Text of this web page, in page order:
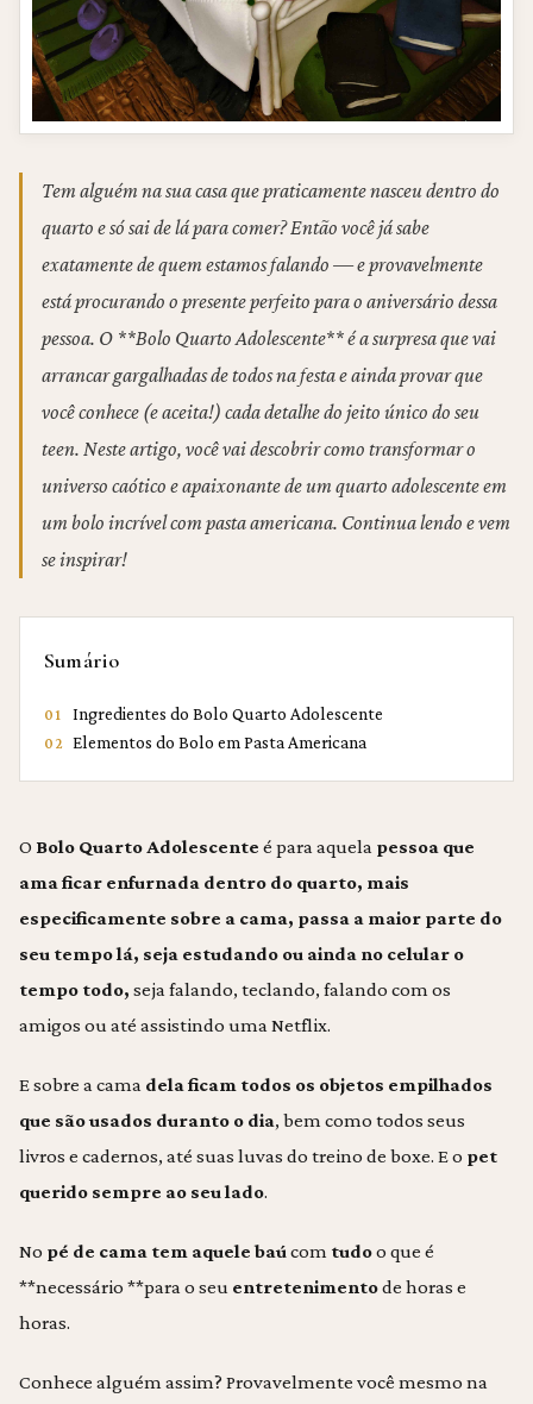
Tem alguém na sua casa que praticamente nasceu dentro do
quarto e só sai de lá para comer? Então você já sabe
exatamente de quem estamos falando — e provavelmente
está procurando o presente perfeito para o aniversário dessa
pessoa. O **Bolo Quarto Adolescente** é a surpresa que vai
arrancar gargalhadas de todos na festa e ainda provar que
você conhece (e aceita!) cada detalhe do jeito único do seu
teen. Neste artigo, você vai descobrir como transformar o
universo caótico e apaixonante de um quarto adolescente em
um bolo incrível com pasta americana. Continua lendo e vem
se inspirar!
Sumário
01 Ingredientes do Bolo Quarto Adolescente
02 Elementos do Bolo em Pasta Americana
O Bolo Quarto Adolescente é para aquela pessoa que
ama ficar enfurnada dentro do quarto, mais
especificamente sobre a cama, passa a maior parte do
seu tempo lá, seja estudando ou ainda no celular o
tempo todo, seja falando, teclando, falando com os
amigos ou até assistindo uma Netflix.
E sobre a cama dela ficam todos os objetos empilhados
que são usados duranto o dia, bem como todos seus
livros e cadernos, até suas luvas do treino de boxe. E o pet
querido sempre ao seu lado.
No pé de cama tem aquele baú com tudoo que é
**necessário **para o seu entretenimentode horas e
horas.
Conhece alguém assim? Provavelmente você mesmo na